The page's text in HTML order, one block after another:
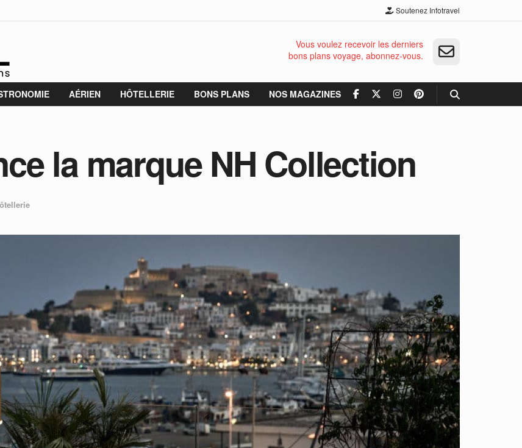
Soutenez Infotravel
Vous voulez recevoir les derniers
bons plans voyage, abonnez-vous.
AÉRIEN HÔTELLERIE BONS PLANS NOS MAGAZINES
la marque NH Collection